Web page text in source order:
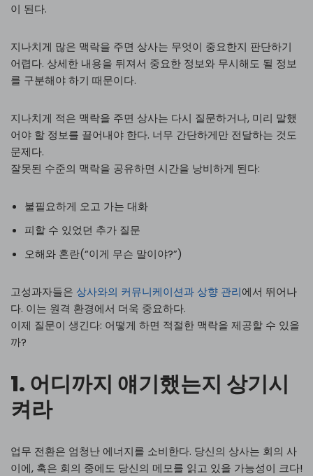
이 된다.
지나치게 많은 맥락을 주면 상사는 무엇이 중요한지 판단하기
어렵다. 상세한 내용을 뒤져서 중요한 정보와 무시해도 될 정보
를 구분해야 하기 때문이다.
지나치게 적은 맥락을 주면 상사는 다시 질문하거나, 미리 말했
어야 할 정보를 끌어내야 한다. 너무 간단하게만 전달하는 것도
문제다.
잘못된 수준의 맥락을 공유하면 시간을 낭비하게 된다:
불필요하게 오고 가는 대화
피할 수 있었던 추가 질문
오해와 혼란(“이게 무슨 말이야?”)
고성과자들은 상사와의 커뮤니케이션과 상향 관리에서 뛰어나
다. 이는 원격 환경에서 더욱 중요하다.
이제 질문이 생긴다: 어떻게 하면 적절한 맥락을 제공할 수 있을
까?
1. 어디까지 얘기했는지 상기시
켜라
업무 전환은 엄청난 에너지를 소비한다. 당신의 상사는 회의 사
이에, 혹은 회의 중에도 당신의 메모를 읽고 있을 가능성이 크다!